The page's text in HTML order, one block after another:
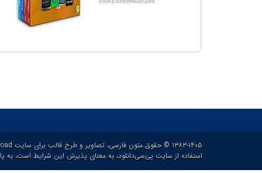
۱۳۸۳-۱۴۰۵ © حقوق متون فارسی، تصاویر و طرح قالب برای سایت p30download و حقوق سایر محتوا برای پدیدآورنده آن محفوظ هست.
استفاده از سایت پی‌سی‌دانلود، به معنای پذیرش این شرایط است، به پاس ۲۱ سال خدمات رایگان و برای ارائه